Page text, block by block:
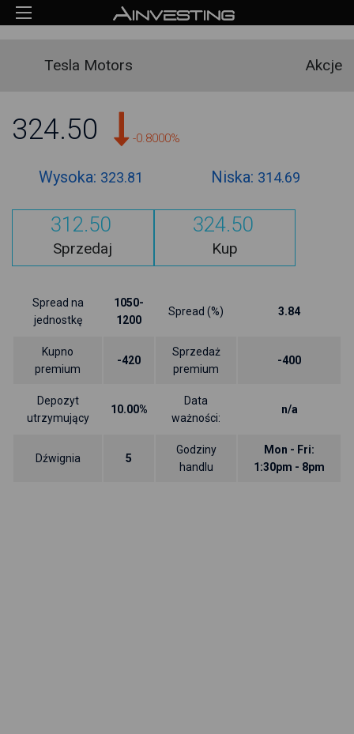
Tesla Motors Akcje
324.50 -0.8000%
Wysoka: 323.81 Niska: 314.69
312.50
Sprzedaj
324.50
Kup
Spread na
jednostkę
1050-
1200
Spread (%) 3.84
Kupno
premium
-420
Sprzedaż
premium
-400
Depozyt
utrzymujący
10.00%
Data
ważności:
n/a
Dźwignia 5
Godziny
handlu
Mon - Fri:
1:30pm - 8pm